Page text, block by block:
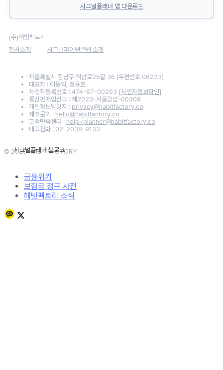
시그널플래너 앱 다운로드
(주)해빗팩토리
회사소개
시그널파이낸셜랩 소개
서울특별시 강남구 역삼로25길 36 (우편번호 06223)
대표자 : 이동익, 정윤호
사업자등록번호 : 474-87-00293 [사업자정보확인]
통신판매업신고 : 제2023-서울강남-00308
개인정보담당자 : privacy@habitfactory.co
제휴문의 : hello@habitfactory.co
고객만족센터 : help+planner@habitfactory.co
대표전화 : 02-2038-9133
© 2020 HABITFACTORY
금융위키
보험금 청구 사전
해빗팩토리 소식